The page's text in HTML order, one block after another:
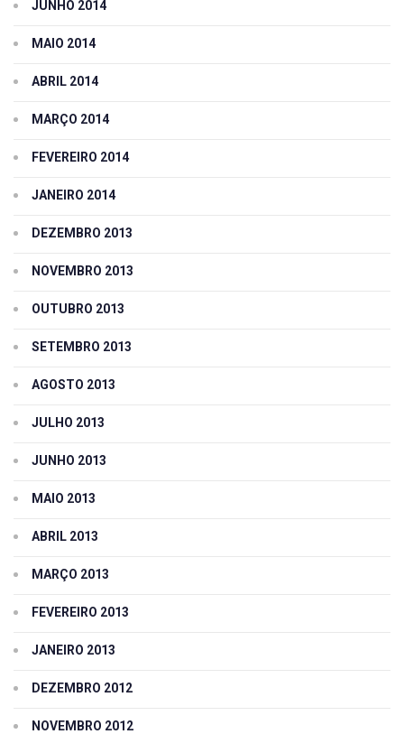
JUNHO 2014
MAIO 2014
ABRIL 2014
MARÇO 2014
FEVEREIRO 2014
JANEIRO 2014
DEZEMBRO 2013
NOVEMBRO 2013
OUTUBRO 2013
SETEMBRO 2013
AGOSTO 2013
JULHO 2013
JUNHO 2013
MAIO 2013
ABRIL 2013
MARÇO 2013
FEVEREIRO 2013
JANEIRO 2013
DEZEMBRO 2012
NOVEMBRO 2012